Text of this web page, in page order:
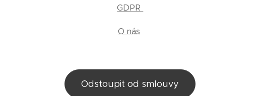
GDPR
O nás
Odstoupit od smlouvy